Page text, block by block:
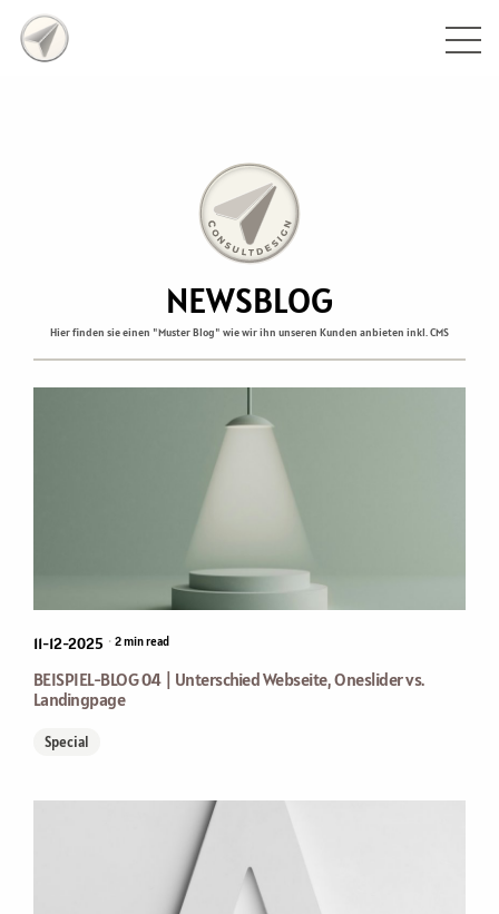
NEWSBLOG
Hier finden sie einen "Muster Blog" wie wir ihn unseren Kunden anbieten inkl. CMS
11-12-2025 • 2min read
BEISPIEL-BLOG 04 | Unterschied Webseite, Oneslider vs.
Landingpage
Special